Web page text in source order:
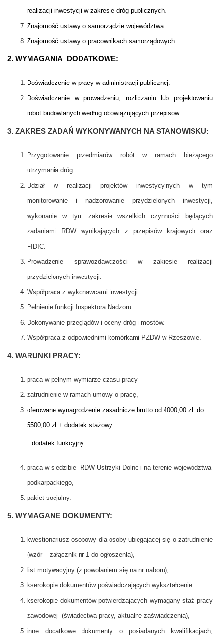
realizacji inwestycji w zakresie dróg publicznych.
Znajomość ustawy o samorządzie województwa.
Znajomość ustawy o pracownikach samorządowych.
2. WYMAGANIA DODATKOWE:
Doświadczenie w pracy w administracji publicznej.
Doświadczenie w prowadzeniu, rozliczaniu lub projektowaniu
robót budowlanych według obowiązujących przepisów.
3. ZAKRES ZADAŃ WYKONYWANYCH NA STANOWISKU:
Przygotowanie przedmiarów robót w ramach bieżącego
utrzymania dróg.
Udział w realizacji projektów inwestycyjnych w tym
monitorowanie i nadzorowanie przydzielonych inwestycji,
wykonanie w tym zakresie wszelkich czynności będących
zadaniami RDW wynikających z przepisów krajowych oraz
FIDIC.
Prowadzenie sprawozdawczości w zakresie realizacji
przydzielonych inwestycji.
Współpraca z wykonawcami inwestycji.
Pełnienie funkcji Inspektora Nadzoru.
Dokonywanie przeglądów i oceny dróg i mostów.
Współpraca z odpowiednimi komórkami PZDW w Rzeszowie.
4. WARUNKI PRACY:
praca w pełnym wymiarze czasu pracy,
zatrudnienie w ramach umowy o pracę,
oferowane wynagrodzenie zasadnicze brutto od 4000,00 zł. do
5500,00 zł + dodatek stażowy
+ dodatek funkcyjny.
praca w siedzibie RDW Ustrzyki Dolne i na terenie województwa
podkarpackiego,
pakiet socjalny.
5. WYMAGANE DOKUMENTY:
kwestionariusz osobowy dla osoby ubiegającej się o zatrudnienie
(wzór – załącznik nr 1 do ogłoszenia),
list motywacyjny (z powołaniem się na nr naboru),
kserokopie dokumentów poświadczających wykształcenie,
kserokopie dokumentów potwierdzających wymagany staż pracy
zawodowej (świadectwa pracy, aktualne zaświadczenia),
inne dodatkowe dokumenty o posiadanych kwalifikacjach,